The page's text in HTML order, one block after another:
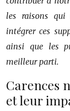
les raisons qui
intégrer ces
ainsi que les
meilleur parti.
Carences
et leur